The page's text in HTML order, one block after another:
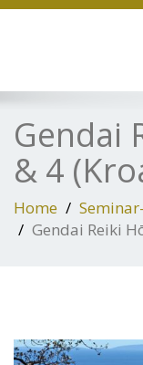
Gendai
& 4
Home
Gendai Reiki